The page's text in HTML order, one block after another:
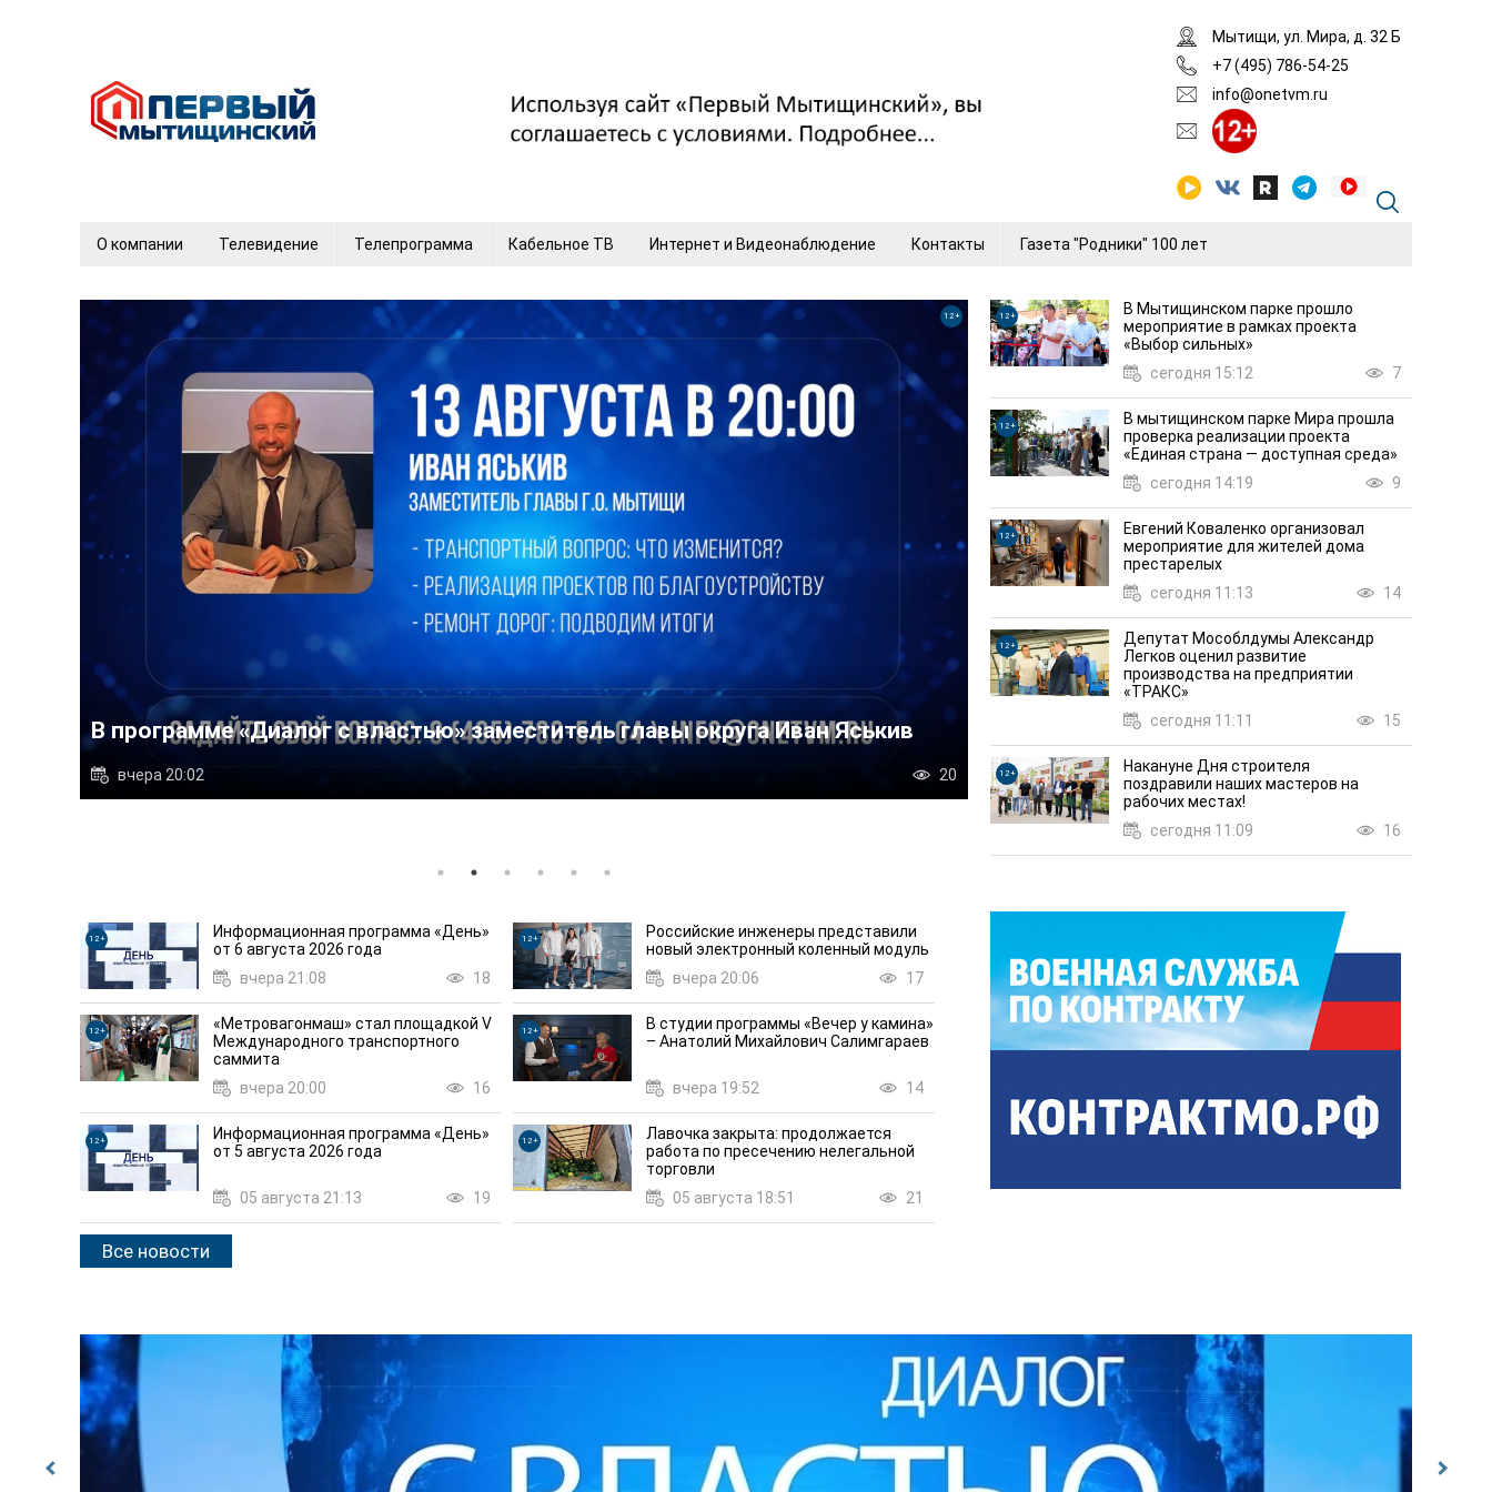
Мытищи, ул. Мира, д. 32 Б
+7 (495) 786-54-25
info@onetvm.ru
О компании Телевидение Телепрограмма Кабельное ТВ Интернет и Видеонаблюдение Контакты Газета "Родники" 100 лет
Яськив
20
Депутат Мособлдумы от «Единой России» Александр Легков пообщался с
сотрудниками компании «ТРАКС»
вчера 19:58 18
12+
ЗОЖ, доступный каждому:
вчера 19:56
В Мытищинском парке прошло
мероприятие в рамках проекта
«Выбор сильных»
сегодня 15:12
7
12+
В мытищинском парке Мира прошла
проверка реализации проекта
«Единая страна — доступная среда»
сегодня 14:19
9
12+
Евгений Коваленко организовал
мероприятие для жителей дома
престарелых
сегодня 11:13
14
12+
Депутат Мособлдумы Александр
Легков оценил развитие
производства на предприятии
«ТРАКС»
сегодня 11:11
15
12+
Накануне Дня строителя
поздравили наших мастеров на
рабочих местах!
сегодня 11:09
16
12+
Информационная программа «День»
от 6 августа 2026 года
вчера 21:08
18
12+
Российские инженеры представили
новый электронный коленный модуль
вчера 20:06
17
12+
«Метровагонмаш» стал площадкой V
Международного транспортного
саммита
вчера 20:00
16
12+
В студии программы «Вечер у камина»
– Анатолий Михайлович Салимгараев
вчера 19:52 14
12+
Информационная программа «День»
от 5 августа 2026 года
05 августа 21:13 19
12+
Лавочка закрыта: продолжается
работа по пресечению нелегальной
торговли
05 августа 18:51
21
12+
Все новости